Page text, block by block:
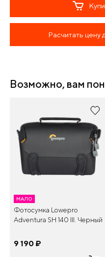
Расчитать цену
Возможно, вам
МАЛО
Фотосумка Lowepro
Adventura SH 140 III. Черный
9 190 ¤